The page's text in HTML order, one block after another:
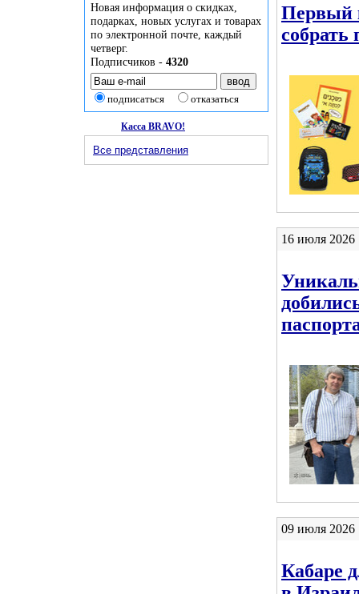
Новая информация о скидках,
подарках, новых услугах и товарах
по электронной почте, каждый
четверг.
Подписчиков - 4320
подписаться отказаться
Касса BRAVO!
Все представления
Первый
16 июля
09 июля
Кабаре